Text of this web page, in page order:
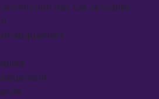
des cas sensibles